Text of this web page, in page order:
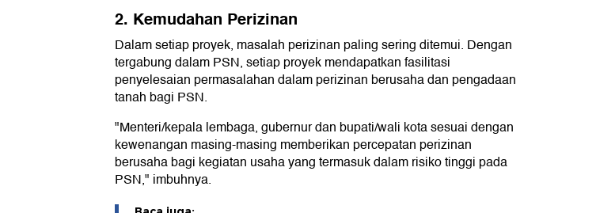
2. Kemudahan Perizinan
Dalam setiap proyek, masalah perizinan paling sering ditemui. Dengan
tergabung dalam PSN, setiap proyek mendapatkan fasilitasi
penyelesaian permasalahan dalam perizinan berusaha dan pengadaan
tanah bagi PSN.
"Menteri/kepala lembaga, gubernur dan bupati/wali kota sesuai dengan
kewenangan masing-masing memberikan percepatan perizinan
berusaha bagi kegiatan usaha yang termasuk dalam risiko tinggi pada
PSN," imbuhnya.